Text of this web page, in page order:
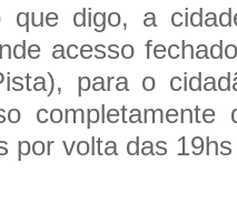
que digo, a
acesso
para o
por volta das